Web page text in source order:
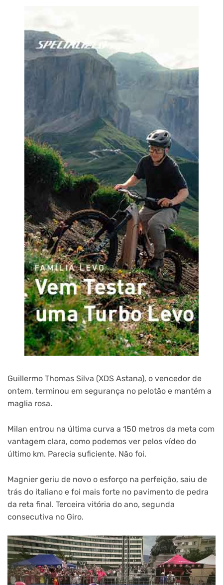
Guillermo Thomas Silva (XDS Astana), o vencedor de
ontem, terminou em segurança no pelotão e mantém a
maglia rosa.
Milan entrou na última curva a 150 metros da meta com
vantagem clara, como podemos ver pelos vídeo do
último km. Parecia suficiente. Não foi.
Magnier geriu de novo o esforço na perfeição, saiu de
trás do italiano e foi mais forte no pavimento de pedra
da reta final. Terceira vitória do ano, segunda
consecutiva no Giro.